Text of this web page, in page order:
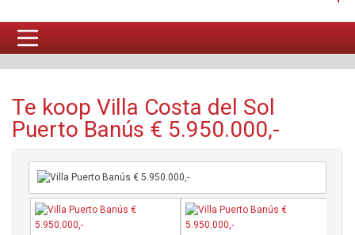
Te koop Villa Costa del Sol
Puerto Banús € 5.950.000,-